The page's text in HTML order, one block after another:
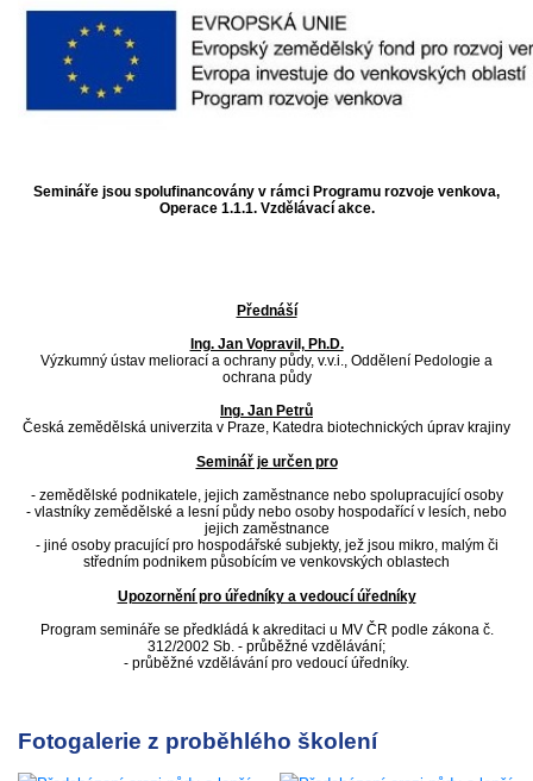
Semináře jsou spolufinancovány v rámci Programu rozvoje venkova,
Operace 1.1.1. Vzdělávací akce.
Přednáší
Ing. Jan Vopravil, Ph.D.
Výzkumný ústav meliorací a ochrany půdy, v.v.i., Oddělení Pedologie a
ochrana půdy
Ing. Jan Petrů
Česká zemědělská univerzita v Praze, Katedra biotechnických úprav krajiny
Seminář je určen pro
- zemědělské podnikatele, jejich zaměstnance nebo spolupracující osoby
- vlastníky zemědělské a lesní půdy nebo osoby hospodařící v lesích, nebo
jejich zaměstnance
- jiné osoby pracující pro hospodářské subjekty, jež jsou mikro, malým či
středním podnikem působícím ve venkovských oblastech
Upozornění pro úředníky a vedoucí úředníky
Program semináře se předkládá k akreditaci u MV ČR podle zákona č.
312/2002 Sb. - průběžné vzdělávání;
- průběžné vzdělávání pro vedoucí úředníky.
Fotogalerie z proběhlého školení